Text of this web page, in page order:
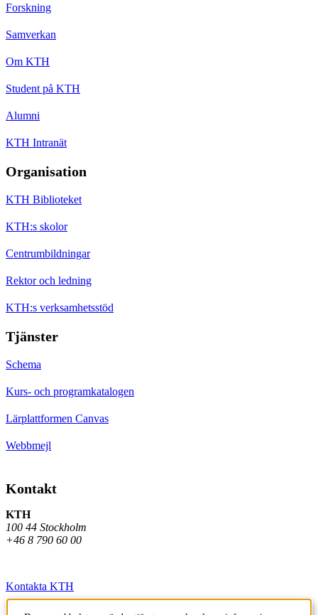
Forskning
Samverkan
Om KTH
Student på KTH
Alumni
KTH Intranät
Organisation
KTH Biblioteket
KTH:s skolor
Centrumbildningar
Rektor och ledning
KTH:s verksamhetsstöd
Tjänster
Schema
Kurs- och programkatalogen
Lärplattformen Canvas
Webbmejl
Kontakt
KTH
100 44 Stockholm
+46 8 790 60 00
Kontakta KTH